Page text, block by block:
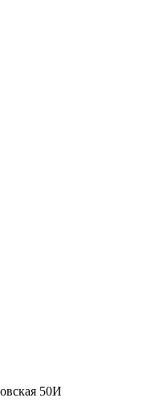
50И